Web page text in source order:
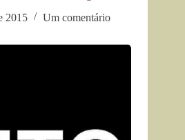
2015
Um comentário